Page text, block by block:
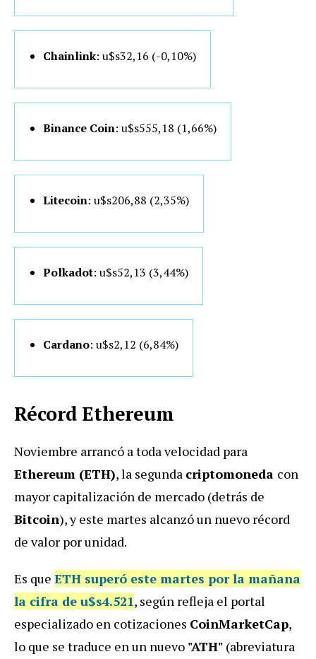
Chainlink: u$s32,16 (-0,10%)
Binance Coin: u$s555,18 (1,66%)
Litecoin: u$s206,88 (2,35%)
Polkadot: u$s52,13 (3,44%)
Cardano: u$s2,12 (6,84%)
Récord Ethereum
Noviembre arrancó a toda velocidad para
Ethereum (ETH), la segunda criptomoneda con
mayor capitalización de mercado (detrás de
Bitcoin), y este martes alcanzó un nuevo récord
de valor por unidad.
Es que ETH superó este martes por la mañana
la cifra de u$s4.521, según refleja el portal
especializado en cotizaciones CoinMarketCap,
lo que se traduce en un nuevo "ATH" (abreviatura